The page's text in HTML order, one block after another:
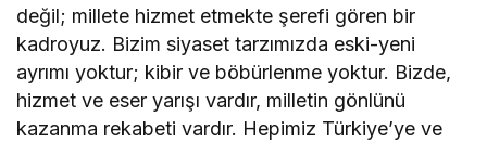
değil; millete hizmet etmekte şerefi gören bir
kadroyuz. Bizim siyaset tarzımızda eski-yeni
ayrımı yoktur; kibir ve böbürlenme yoktur. Bizde,
hizmet ve eser yarışı vardır, milletin gönlünü
kazanma rekabeti vardır. Hepimiz Türkiye’ye ve